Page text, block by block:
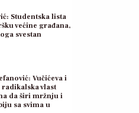
Studentska lista
većine građana,
svestan
Vučićeva i
radikalska vlast
da širi mržnju i
sa svima u